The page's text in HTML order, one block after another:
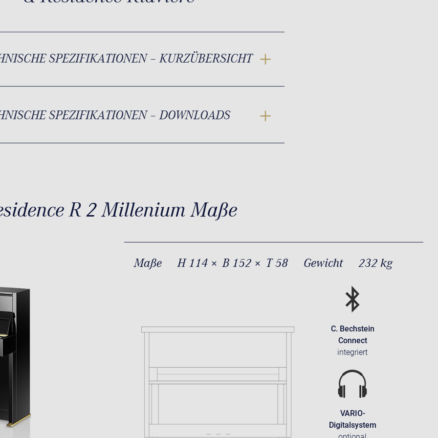
SPEZIFIKATIONEN – KURZÜBERSICHT
SPEZIFIKATIONEN – DOWNLOADS
R 2 Millenium Maße
Maße H 114 × B 152 × T 58 Gewicht 232 kg
C. Bechstein
Connect
integriert
VARIO-
Digitalsystem